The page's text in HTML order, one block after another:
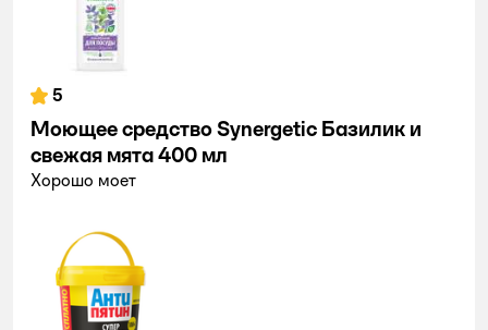
5
Моющее средство Synergetic Базилик и
свежая мята 400 мл
Хорошо моет